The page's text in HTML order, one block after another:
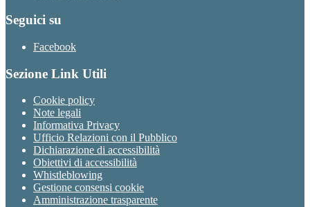
Seguici su
Facebook
Sezione Link Utili
Cookie policy
Note legali
Informativa Privacy
Ufficio Relazioni con il Pubblico
Dichiarazione di accessibilità
Obiettivi di accessibilità
Whistleblowing
Gestione consensi cookie
Amministrazione trasparente